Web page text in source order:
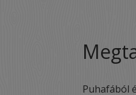
Puhafából